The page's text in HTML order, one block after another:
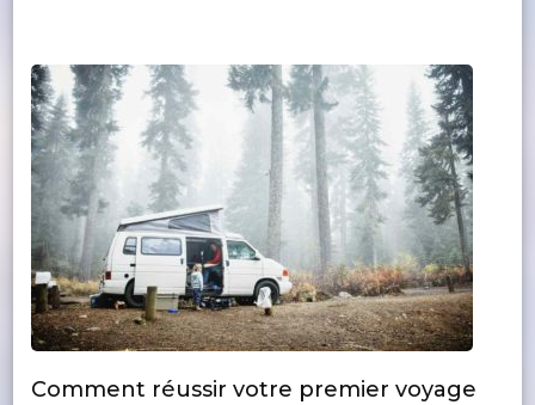
Comment réussir votre premier voyage